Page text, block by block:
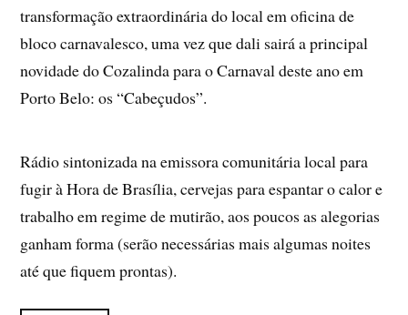
transformação extraordinária do local em oficina de
bloco carnavalesco, uma vez que dali sairá a principal
novidade do Cozalinda para o Carnaval deste ano em
Porto Belo: os “Cabeçudos”.
Rádio sintonizada na emissora comunitária local para
fugir à Hora de Brasília, cervejas para espantar o calor e
trabalho em regime de mutirão, aos poucos as alegorias
ganham forma (serão necessárias mais algumas noites
até que fiquem prontas).